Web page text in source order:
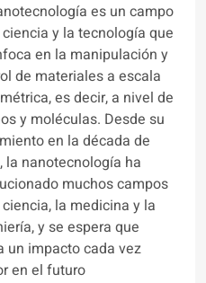
es un campo
y la tecnología que
en la manipulación y
de materiales a escala
es decir, a nivel de
y moléculas. Desde su
en la década de
la nanotecnología ha
muchos campos
la medicina y la
y se espera que
un impacto cada vez
en el futuro